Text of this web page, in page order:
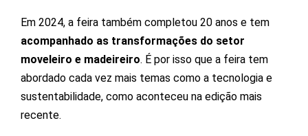
Em 2024, a feira também completou 20 anos e tem
acompanhado as transformações do setor
moveleiro e madeireiro. É por isso que a feira tem
abordado cada vez mais temas como a tecnologia e
sustentabilidade, como aconteceu na edição mais
recente.